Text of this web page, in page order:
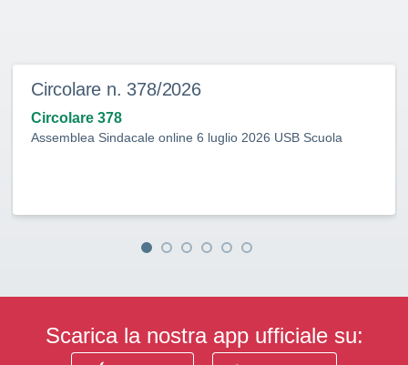
Circolare n. 378/2026
Circolare 378
Assemblea Sindacale online 6 luglio 2026 USB Scuola
Scarica la nostra app ufficiale su: